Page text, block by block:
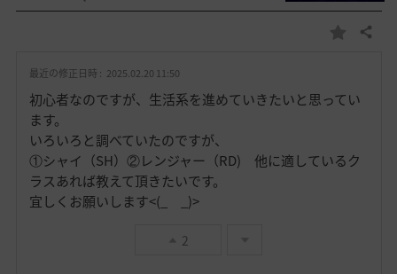
お
入
共有する
最近の修正日時 : 2025.02.20 11:50
初心者なのですが、生活系を進めていきたいと思ってい
ます。
いろいろと調べていたのですが、
①シャイ（SH）②レンジャー（RD) 他に適しているク
ラスあれば教えて頂きたいです。
宜しくお願いします<(_ _)>
2